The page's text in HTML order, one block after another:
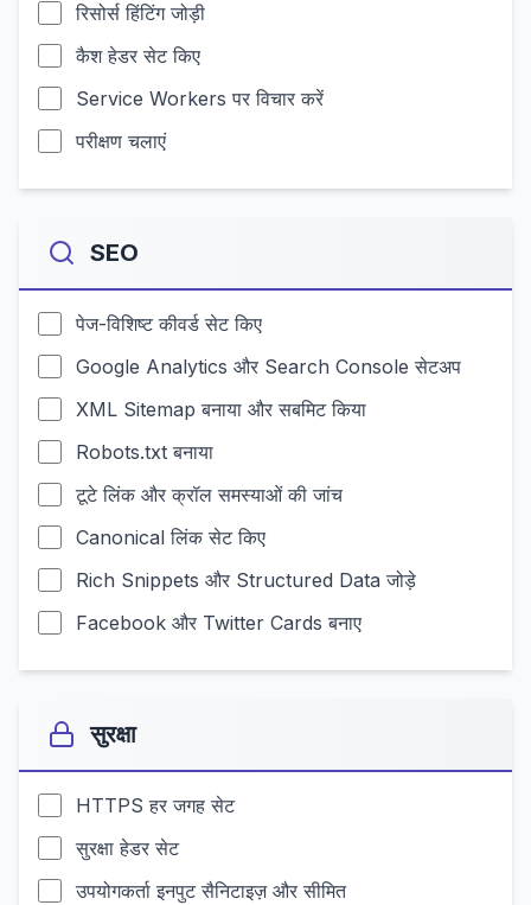
रिसोर्स हिंटिंग जोड़ी
कैश हेडर सेट किए
Service Workers पर विचार करें
परीक्षण चलाएं
SEO
पेज-विशिष्ट कीवर्ड सेट किए
Google Analytics और Search Console सेटअप
XML Sitemap बनाया और सबमिट किया
Robots.txt बनाया
टूटे लिंक और क्रॉल समस्याओं की जांच
Canonical लिंक सेट किए
Rich Snippets और Structured Data जोड़े
Facebook और Twitter Cards बनाए
सुरक्षा
HTTPS हर जगह सेट
सुरक्षा हेडर सेट
उपयोगकर्ता इनपुट सैनिटाइज़ और सीमित